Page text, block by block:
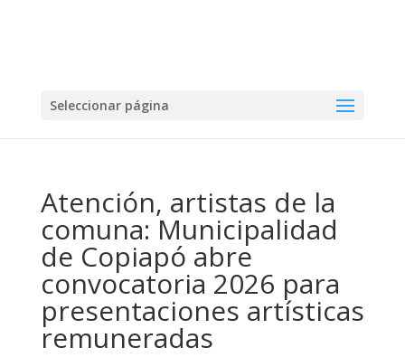
Seleccionar página
Atención, artistas de la
comuna: Municipalidad
de Copiapó abre
convocatoria 2026 para
presentaciones artísticas
remuneradas